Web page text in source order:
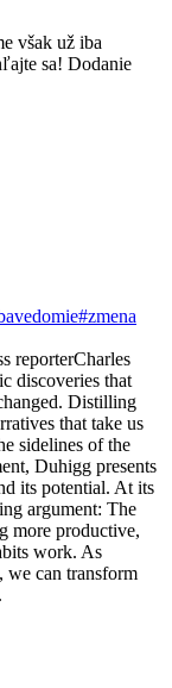
však už iba
sa! Dodanie
#zmena
reporterCharles
discoveries that
Distilling
that take us
sidelines of the
Duhigg presents
its potential. At its
argument: The
more productive,
work. As
we can transform